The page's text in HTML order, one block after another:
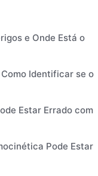
e Onde Está o
Identificar se o
Estar Errado com
Pode Estar